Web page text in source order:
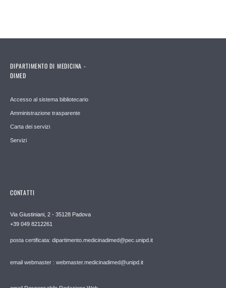
DIPARTIMENTO DI MEDICINA -
DIMED
Accesso al sistema bibliotecario
Amministrazione trasparente
Carta dei servizi
Servizi
CONTATTI
Via Giustiniani, 2 - 35128 Padova
+39 049 8212261
posta certificata: dipartimento.medicinadimed@pec.unipd.it
email webmaster : webmaster.medicinadimed@unipd.it